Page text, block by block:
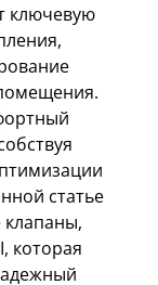
ключевую
статье
которая